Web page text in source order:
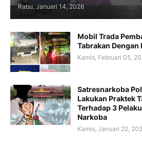
Rabu, Januari 14, 2026
Mobil Trada
Tabrakan
Kamis, Februari 05,
Satresnarkoba
Lakukan Praktek
Terhadap 3
Narkoba
Kamis, Januari 22,